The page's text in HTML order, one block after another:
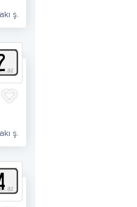
ş.
ş.